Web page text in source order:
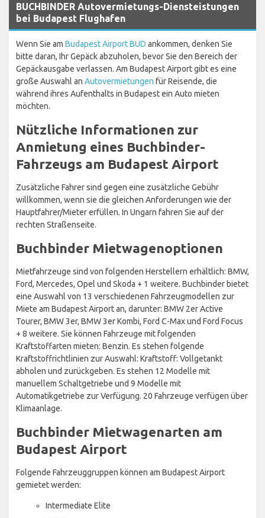
BUCHBINDER Autovermietungs-Diensteistungen
bei Budapest Flughafen
Wenn Sie am Budapest Airport BUD ankommen, denken Sie
bitte daran, Ihr Gepäck abzuholen, bevor Sie den Bereich der
Gepäckausgabe verlassen. Am Budapest Airport gibt es eine
große Auswahl an Autovermietungen für Reisende, die
während ihres Aufenthalts in Budapest ein Auto mieten
möchten.
Nützliche Informationen zur
Anmietung eines Buchbinder-
Fahrzeugs am Budapest Airport
Zusätzliche Fahrer sind gegen eine zusätzliche Gebühr
willkommen, wenn sie die gleichen Anforderungen wie der
Hauptfahrer/Mieter erfüllen. In Ungarn fahren Sie auf der
rechten Straßenseite.
Buchbinder Mietwagenoptionen
Mietfahrzeuge sind von folgenden Herstellern erhältlich: BMW,
Ford, Mercedes, Opel und Skoda + 1 weitere. Buchbinder bietet
eine Auswahl von 13 verschiedenen Fahrzeugmodellen zur
Miete am Budapest Airport an, darunter: BMW 2er Active
Tourer, BMW 3er, BMW 3er Kombi, Ford C-Max und Ford Focus
+ 8 weitere. Sie können Fahrzeuge mit folgenden
Kraftstoffarten mieten: Benzin. Es stehen folgende
Kraftstoffrichtlinien zur Auswahl: Kraftstoff: Vollgetankt
abholen und zurückgeben. Es stehen 12 Modelle mit
manuellem Schaltgetriebe und 9 Modelle mit
Automatikgetriebe zur Verfügung. 20 Fahrzeuge verfügen über
Klimaanlage.
Buchbinder Mietwagenarten am
Budapest Airport
Folgende Fahrzeuggruppen können am Budapest Airport
gemietet werden:
Intermediate Elite